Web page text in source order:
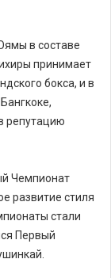
в составе
принимает
бокса, и в
репутацию
Чемпионат
развитие стиля
стали
Первый